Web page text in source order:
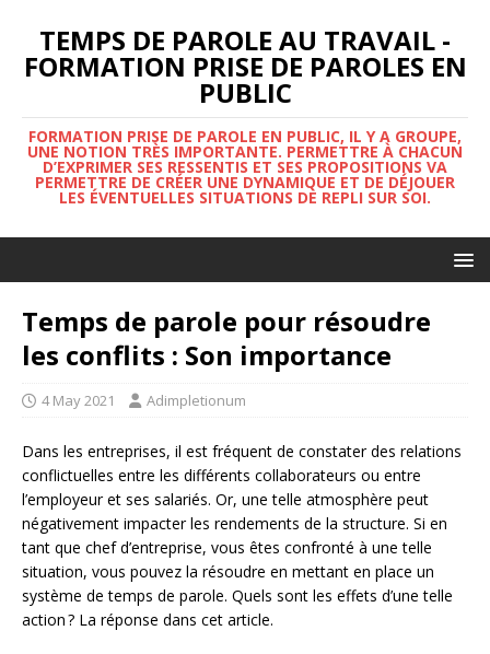
TEMPS DE PAROLE AU TRAVAIL -
FORMATION PRISE DE PAROLES EN
PUBLIC
FORMATION PRISE DE PAROLE EN PUBLIC, IL Y A GROUPE,
UNE NOTION TRÈS IMPORTANTE. PERMETTRE À CHACUN
D’EXPRIMER SES RESSENTIS ET SES PROPOSITIONS VA
PERMETTRE DE CRÉER UNE DYNAMIQUE ET DE DÉJOUER
LES ÉVENTUELLES SITUATIONS DE REPLI SUR SOI.
Temps de parole pour résoudre
les conflits : Son importance
4 May 2021 Adimpletionum
Dans les entreprises, il est fréquent de constater des relations
conflictuelles entre les différents collaborateurs ou entre
l’employeur et ses salariés. Or, une telle atmosphère peut
négativement impacter les rendements de la structure. Si en
tant que chef d’entreprise, vous êtes confronté à une telle
situation, vous pouvez la résoudre en mettant en place un
système de temps de parole. Quels sont les effets d’une telle
action ? La réponse dans cet article.